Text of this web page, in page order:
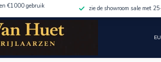
€1000 gebruik zie de showroom sale met